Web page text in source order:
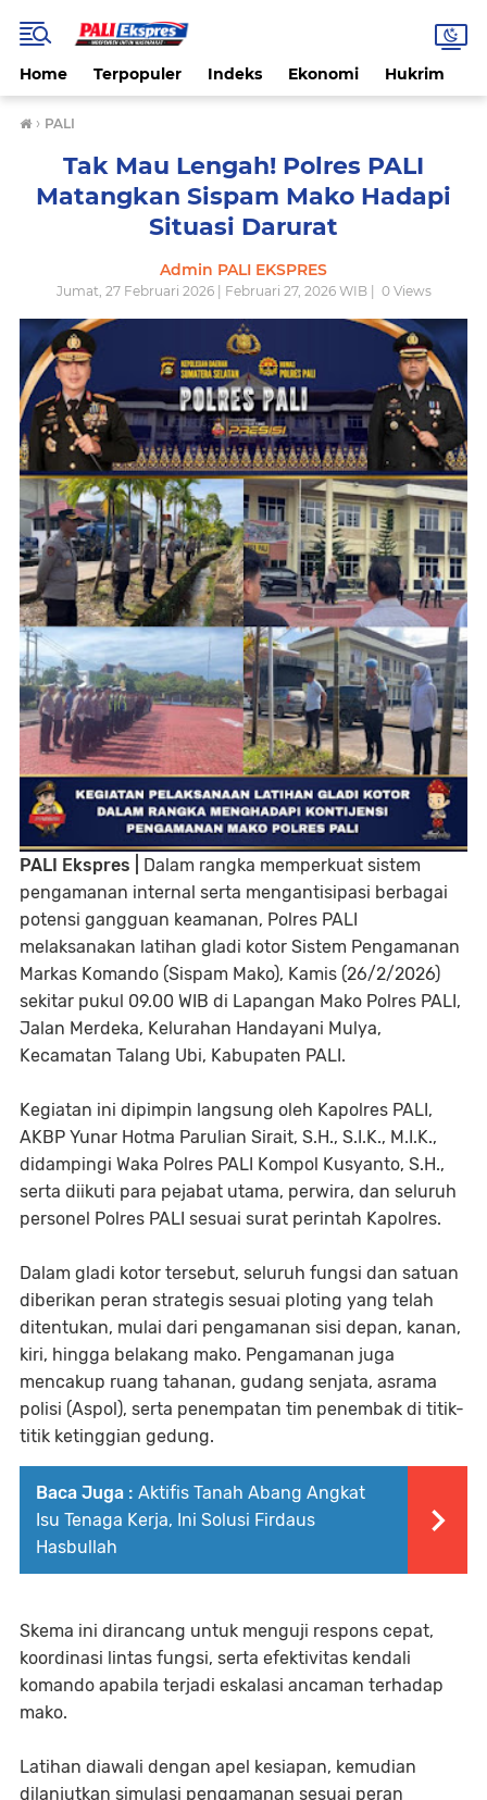
Home Terpopuler Indeks Ekonomi Hukrim
› PALI
Tak Mau Lengah! Polres PALI
Matangkan Sispam Mako Hadapi
Situasi Darurat
Admin PALI EKSPRES
Jumat, 27 Februari 2026 | Februari 27, 2026 WIB | 0Views
PALI Ekspres |
Dalam rangka memperkuat sistem
pengamanan internal serta mengantisipasi berbagai
potensi gangguan keamanan, Polres PALI
melaksanakan latihan gladi kotor Sistem Pengamanan
Markas Komando (Sispam Mako), Kamis (26/2/2026)
sekitar pukul 09.00 WIB di Lapangan Mako Polres PALI,
Jalan Merdeka, Kelurahan Handayani Mulya,
Kecamatan Talang Ubi, Kabupaten PALI.
Kegiatan ini dipimpin langsung oleh Kapolres PALI,
AKBP Yunar Hotma Parulian Sirait, S.H., S.I.K., M.I.K.,
didampingi Waka Polres PALI Kompol Kusyanto, S.H.,
serta diikuti para pejabat utama, perwira, dan seluruh
personel Polres PALI sesuai surat perintah Kapolres.
Dalam gladi kotor tersebut, seluruh fungsi dan satuan
diberikan peran strategis sesuai ploting yang telah
ditentukan, mulai dari pengamanan sisi depan, kanan,
kiri, hingga belakang mako. Pengamanan juga
mencakup ruang tahanan, gudang senjata, asrama
polisi (Aspol), serta penempatan tim penembak di titik-
titik ketinggian gedung.
Baca Juga : Aktifis Tanah Abang Angkat
Isu Tenaga Kerja, Ini Solusi Firdaus
Hasbullah
Skema ini dirancang untuk menguji respons cepat,
koordinasi lintas fungsi, serta efektivitas kendali
komando apabila terjadi eskalasi ancaman terhadap
mako.
Latihan diawali dengan apel kesiapan, kemudian
dilanjutkan simulasi pengamanan sesuai peran